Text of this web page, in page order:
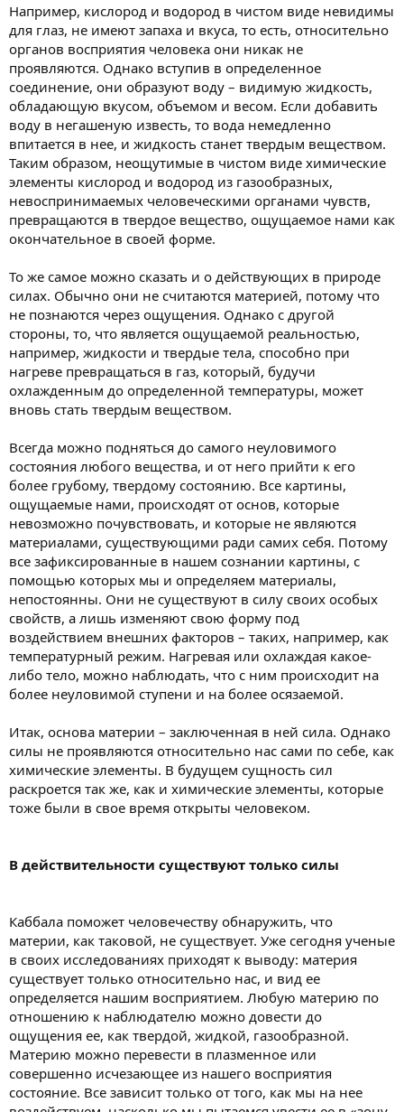
Например, кислород и водород в чистом виде невидимы
для глаз, не имеют запаха и вкуса, то есть, относительно
органов восприятия человека они никак не
проявляются. Однако вступив в определенное
соединение, они образуют воду – видимую жидкость,
обладающую вкусом, объемом и весом. Если добавить
воду в негашеную известь, то вода немедленно
впитается в нее, и жидкость станет твердым веществом.
Таким образом, неощутимые в чистом виде химические
элементы кислород и водород из газообразных,
невоспринимаемых человеческими органами чувств,
превращаются в твердое вещество, ощущаемое нами как
окончательное в своей форме.
То же самое можно сказать и о действующих в природе
силах. Обычно они не считаются материей, потому что
не познаются через ощущения. Однако с другой
стороны, то, что является ощущаемой реальностью,
например, жидкости и твердые тела, способно при
нагреве превращаться в газ, который, будучи
охлажденным до определенной температуры, может
вновь стать твердым веществом.
Всегда можно подняться до самого неуловимого
состояния любого вещества, и от него прийти к его
более грубому, твердому состоянию. Все картины,
ощущаемые нами, происходят от основ, которые
невозможно почувствовать, и которые не являются
материалами, существующими ради самих себя. Потому
все зафиксированные в нашем сознании картины, с
помощью которых мы и определяем материалы,
непостоянны. Они не существуют в силу своих особых
свойств, а лишь изменяют свою форму под
воздействием внешних факторов – таких, например, как
температурный режим. Нагревая или охлаждая какое-
либо тело, можно наблюдать, что с ним происходит на
более неуловимой ступени и на более осязаемой.
Итак, основа материи – заключенная в ней сила. Однако
силы не проявляются относительно нас сами по себе, как
химические элементы. В будущем сущность сил
раскроется так же, как и химические элементы, которые
тоже были в свое время открыты человеком.
В действительности существуют только силы
Каббала поможет человечеству обнаружить, что
материи, как таковой, не существует. Уже сегодня ученые
в своих исследованиях приходят к выводу: материя
существует только относительно нас, и вид ее
определяется нашим восприятием. Любую материю по
отношению к наблюдателю можно довести до
ощущения ее, как твердой, жидкой, газообразной.
Материю можно перевести в плазменное или
совершенно исчезающее из нашего восприятия
состояние. Все зависит только от того, как мы на нее